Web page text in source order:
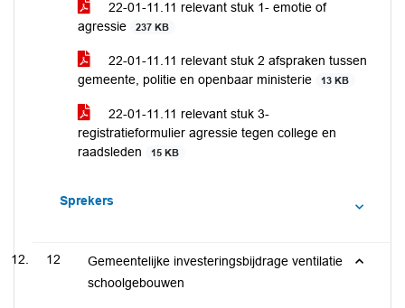
22-01-11.11 relevant stuk 1- emotie of
agressie
237 KB
22-01-11.11 relevant stuk 2 afspraken tussen
gemeente, politie en openbaar ministerie
13 KB
22-01-11.11 relevant stuk 3-
registratieformulier agressie tegen college en
raadsleden
15 KB
Sprekers
12
Gemeentelijke investeringsbijdrage ventilatie
schoolgebouwen